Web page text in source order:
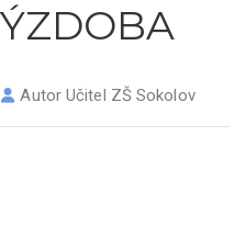
AutorUčitel ZŠ Sokolov